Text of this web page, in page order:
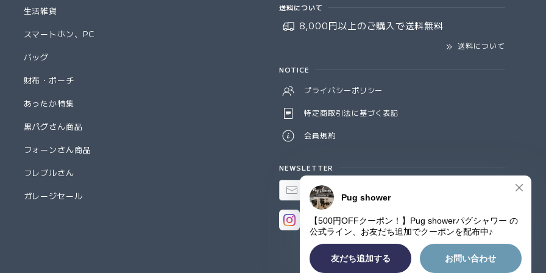
生活雑貨
スマートホン、PC
バッグ
財布・ポーチ
あったか特集
黒パグさん商品
フォーンさん商品
フレブルさん
ガレージセール
送料について
8,000円以上のご購入で送料無料
送料について
NOTICE
プライバシーポリシー
特定商取引法に基づく表記
会員規約
NEWSLETTER